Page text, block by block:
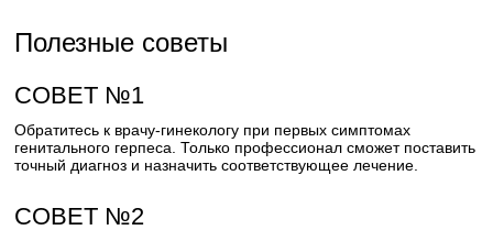
Полезные советы
СОВЕТ №1
Обратитесь к врачу-гинекологу при первых симптомах
генитального герпеса. Только профессионал сможет поставить
точный диагноз и назначить соответствующее лечение.
СОВЕТ №2